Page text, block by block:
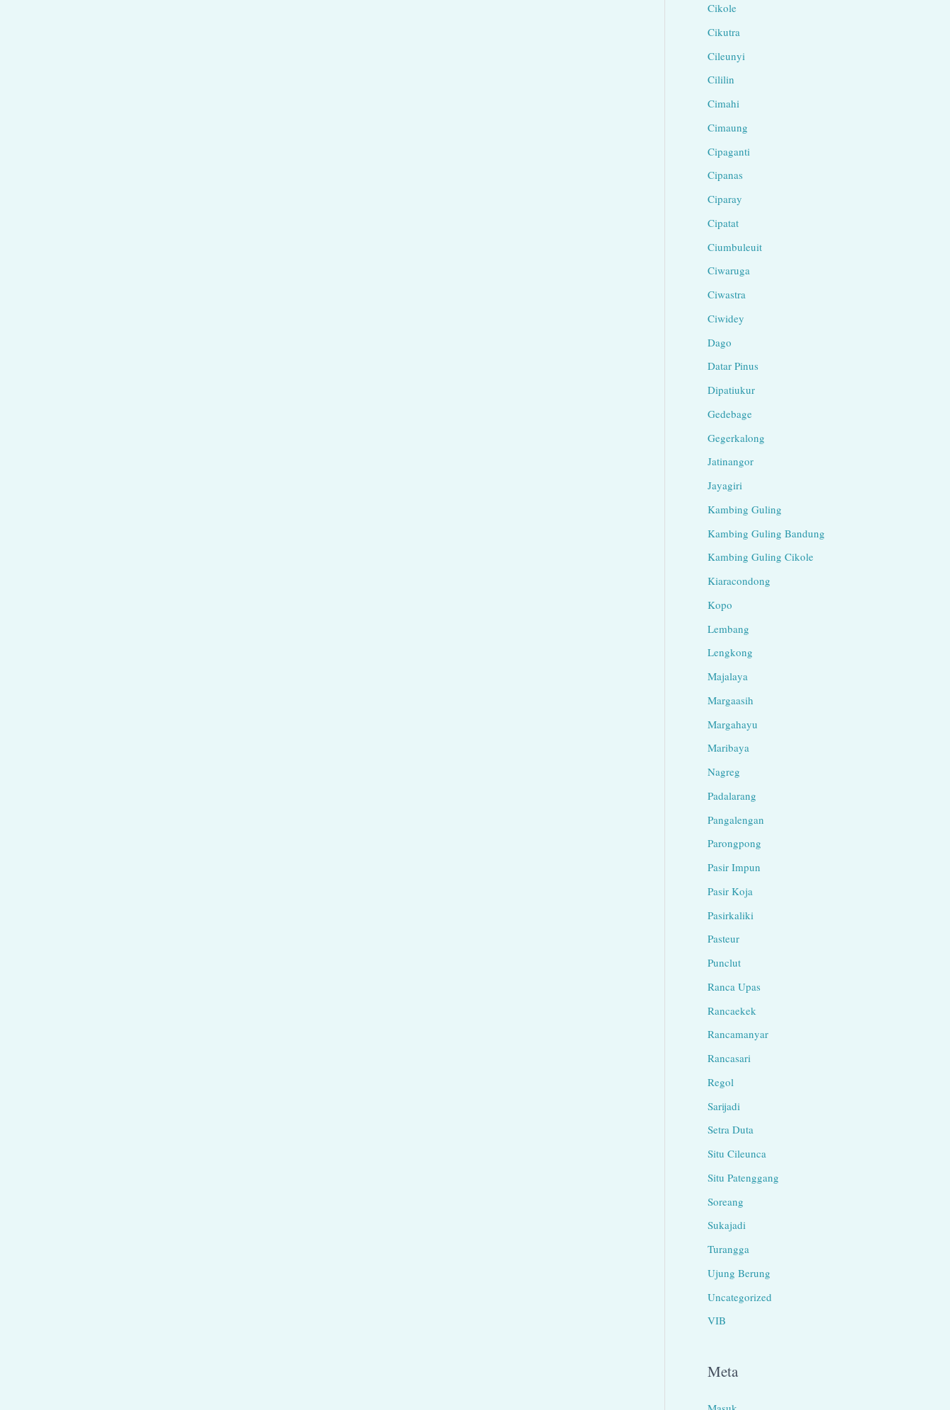
Cikole
Cikutra
Cileunyi
Cililin
Cimahi
Cimaung
Cipaganti
Cipanas
Ciparay
Cipatat
Ciumbuleuit
Ciwaruga
Ciwastra
Ciwidey
Dago
Datar Pinus
Dipatiukur
Gedebage
Gegerkalong
Jatinangor
Jayagiri
Kambing Guling
Kambing Guling Bandung
Kambing Guling Cikole
Kiaracondong
Kopo
Lembang
Lengkong
Majalaya
Margaasih
Margahayu
Maribaya
Nagreg
Padalarang
Pangalengan
Parongpong
Pasir Impun
Pasir Koja
Pasirkaliki
Pasteur
Punclut
Ranca Upas
Rancaekek
Rancamanyar
Rancasari
Regol
Sarijadi
Setra Duta
Situ Cileunca
Situ Patenggang
Soreang
Sukajadi
Turangga
Ujung Berung
Uncategorized
VIB
Meta